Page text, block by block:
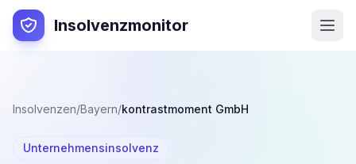
Insolvenzmonitor
Insolvenzen/Bayern/kontrastmoment GmbH
Unternehmensinsolvenz